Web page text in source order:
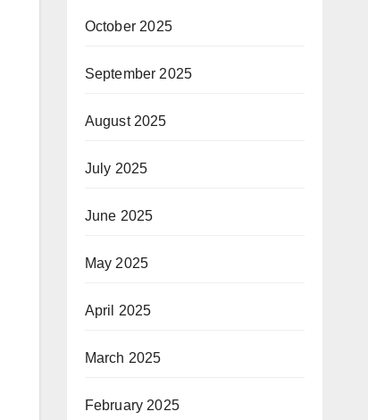
October 2025
September 2025
August 2025
July 2025
June 2025
May 2025
April 2025
March 2025
February 2025